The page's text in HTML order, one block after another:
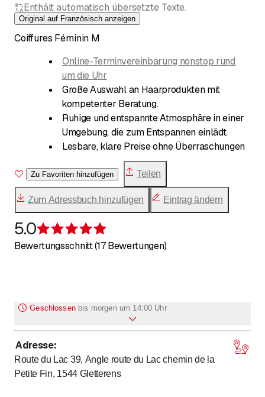
Enthält automatisch übersetzte Texte.
Original auf Französisch anzeigen
Coiffures Féminin M
Online-Terminvereinbarung nonstop rund
um die Uhr
Große Auswahl an Haarprodukten mit
kompetenter Beratung.
Ruhige und entspannte Atmosphäre in einer
Umgebung, die zum Entspannen einlädt.
Lesbare, klare Preise ohne Überraschungen
AHV / Studenten 10% ( außer Treuekarte).
Zahlungen mit Karten : VISA / PostFinance /
MasterCard / Maestro / VPay
Parkplätze
Zu Favoriten hinzufügen Teilen
Zum Adressbuch hinzufügen Eintrag ändern
5.0
Bewertungsschnitt (17 Bewertungen)
Geschlossen bis morgen um 14:00 Uhr
Montag
Geschlossen
Dienstag
9:00 - bis
11:45/ 14:00 -17
Adresse:
Route du Lac 39, Angle route du Lac chemin de la
Petite Fin, 1544 Gletterens